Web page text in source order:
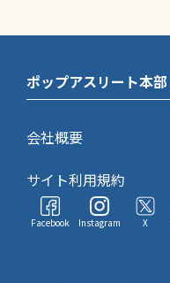
ポップアスリート本部
会社概要
サイト利用規約
Facebook Instagram X